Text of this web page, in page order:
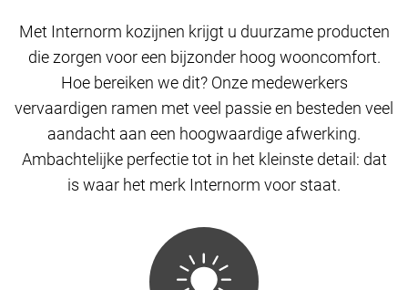
Met Internorm kozijnen krijgt u duurzame producten
die zorgen voor een bijzonder hoog wooncomfort.
Hoe bereiken we dit? Onze medewerkers
vervaardigen ramen met veel passie en besteden veel
aandacht aan een hoogwaardige afwerking.
Ambachtelijke perfectie tot in het kleinste detail: dat
is waar het merk Internorm voor staat.